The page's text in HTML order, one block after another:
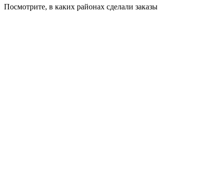
Посмотрите, в каких районах сделали заказы